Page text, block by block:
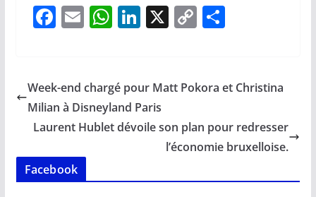
F
b
o
o
k
E
l
W
s
A
p
Li
e
dI
n
X C
y
n
k
P
g
Week-end chargé pour Matt Pokora et Christina
Milian à Disneyland Paris
Laurent Hublet dévoile son plan pour redresser
l’économie bruxelloise.
Facebook